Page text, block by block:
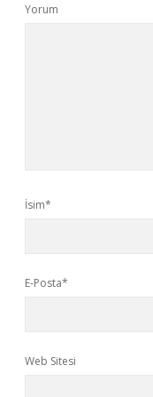
Yorum
İsim*
E-Posta*
Web Sitesi